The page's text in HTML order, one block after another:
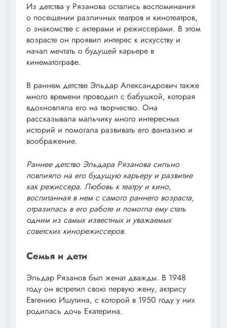
Из детства у Рязанова остались воспоминания
о посещении различных театров и кинотеатров,
о знакомстве с актерами и режиссерами. В этом
возрасте он проявил интерес к искусству и
начал мечтать о будущей карьере в
кинематографе.
В раннем детстве Эльдар Александрович также
много времени проводил с бабушкой, которая
вдохновляла его на творчество. Она
рассказывала мальчику много интересных
историй и помогала развивать его фантазию и
воображение.
Раннее детство Эльдара Рязанова сильно
повлияло на его будущую карьеру и развитие
как режиссера. Любовь к театру и кино,
воспитанная в нем с самого раннего возраста,
отразилась в его работе и помогла ему стать
одним из самых известных и уважаемых
советских кинорежиссеров.
Семья и дети
Эльдар Рязанов был женат дважды. В 1948
году он встретил свою первую жену, актрису
Евгению Ишутина, с которой в 1950 году у них
родилась дочь Екатерина.